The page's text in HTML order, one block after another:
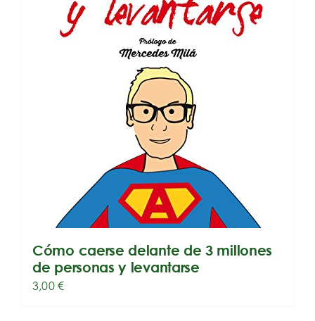
Cómo caerse delante de 3 millones
de personas y levantarse
3,00€